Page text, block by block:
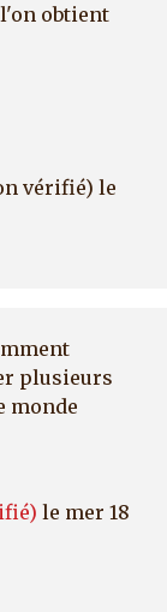
obtient
vérifié) le
plusieurs
monde
le mer 18